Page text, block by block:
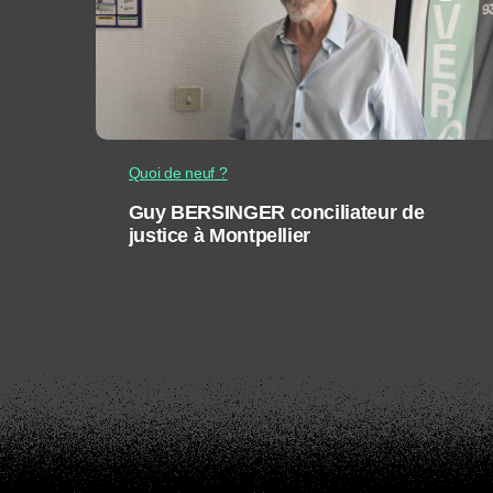
Quoi de neuf ?
Guy BERSINGER conciliateur de
justice à Montpellier